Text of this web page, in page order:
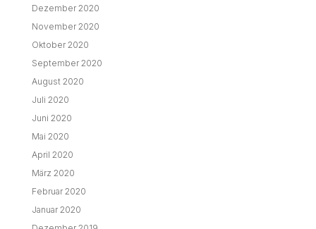
Dezember 2020
November 2020
Oktober 2020
September 2020
August 2020
Juli 2020
Juni 2020
Mai 2020
April 2020
März 2020
Februar 2020
Januar 2020